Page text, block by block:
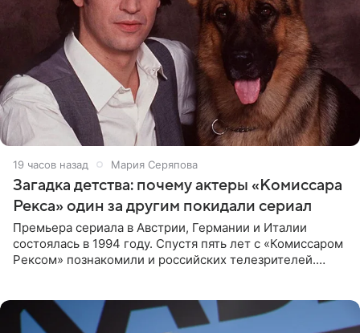
19 часов назад Мария Серяпова
Загадка детства: почему актеры «Комиссара
Рекса» один за другим покидали сериал
Премьера сериала в Австрии, Германии и Италии
состоялась в 1994 году. Спустя пять лет с «Комиссаром
Рексом» познакомили и российских телезрителей.